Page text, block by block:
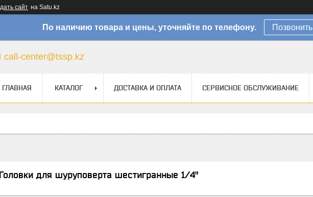
сайт на Satu.kz
По наличию товара и цены, уточняйте по телефону. Позвонить
call-center@tssp.kz
ГЛАВНАЯ КАТАЛОГ ДОСТАВКА И ОПЛАТА СЕРВИСНОЕ ОБСЛУЖИВАНИЕ
Головки для шуруповерта шестигранные 1/4"